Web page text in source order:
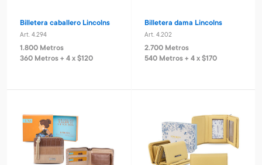
Billetera caballero Lincolns
Art. 4.294
1.800 Metros
360 Metros + 4 x $120
Billetera dama Lincolns
Art. 4.202
2.700 Metros
540 Metros + 4 x $170